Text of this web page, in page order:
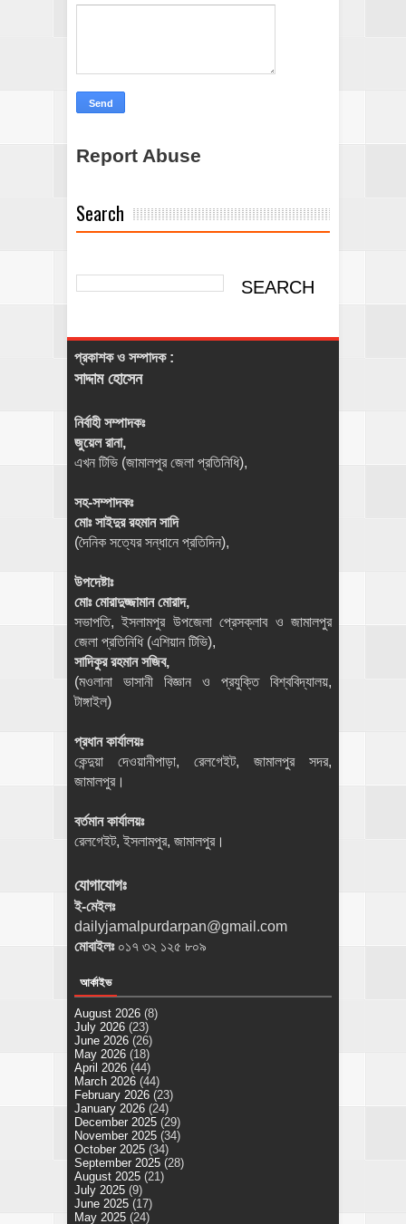
Report Abuse
Search
প্রকাশক ও সম্পাদক :
সাদ্দাম হোসেন
নির্বাহী সম্পাদকঃ
জুয়েল রানা,
এখন টিভি (জামালপুর জেলা প্রতিনিধি),
সহ-সম্পাদকঃ
মোঃ সাইদুর রহমান সাদি
(দৈনিক সত্যের সন্ধানে প্রতিদিন),
উপদেষ্টাঃ
মোঃ মোরাদুজ্জামান মোরাদ,
সভাপতি, ইসলামপুর উপজেলা প্রেসক্লাব ও জামালপুর
জেলা প্রতিনিধি (এশিয়ান টিভি),
সাদিকুর রহমান সজিব,
(মওলানা ভাসানী বিজ্ঞান ও প্রযুক্তি বিশ্ববিদ্যালয়,
টাঙ্গাইল)
প্রধান কার্যালয়ঃ
কেন্দুয়া দেওয়ানীপাড়া, রেলগেইট, জামালপুর সদর,
জামালপুর।
বর্তমান কার্যালয়ঃ
রেলগেইট, ইসলামপুর, জামালপুর।
যোগাযোগঃ
ই-মেইলঃ
dailyjamalpurdarpan@gmail.com
মোবাইলঃ ০১৭ ৩২ ১২৫ ৮০৯
আর্কাইভ
August 2026 (8)
July 2026 (23)
June 2026 (26)
May 2026 (18)
April 2026 (44)
March 2026 (44)
February 2026 (23)
January 2026 (24)
December 2025 (29)
November 2025 (34)
October 2025 (34)
September 2025 (28)
August 2025 (21)
July 2025 (9)
June 2025 (17)
May 2025 (24)